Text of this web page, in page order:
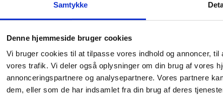
Samtykke
Denne hjemmeside bruger cookies
Vi bruger cookies til at tilpasse vores indhold og annoncer,
vores trafik. Vi deler også oplysninger om din brug af vores
annonceringspartnere og analysepartnere. Vores partnere
dem, eller som de har indsamlet fra din brug af deres
LinkedIn